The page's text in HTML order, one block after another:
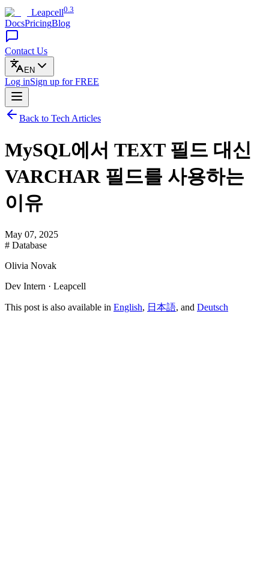
Leapcell0.3
DocsPricingBlog
Contact Us
EN
Log inSign up for FREE
Back to Tech Articles
MySQL에서 TEXT 필드 대신
VARCHAR 필드를 사용하는
이유
May 07, 2025
# Database
Olivia Novak
Dev Intern · Leapcell
This post is also available in English, 日本語, and Deutsch